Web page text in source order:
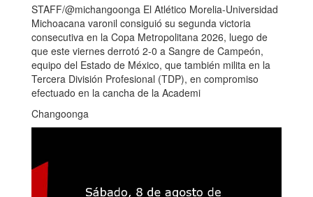
STAFF/@michangoonga El Atlético Morelia-Universidad
Michoacana varonil consiguió su segunda victoria
consecutiva en la Copa Metropolitana 2026, luego de
que este viernes derrotó 2-0 a Sangre de Campeón,
equipo del Estado de México, que también milita en la
Tercera División Profesional (TDP), en compromiso
efectuado en la cancha de la Academi
Changoonga